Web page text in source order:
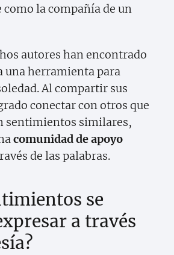
la compañía de un
autores han encontrado
una herramienta para
Al compartir sus
conectar con otros que
sentimientos similares,
comunidad de apoyo
de las palabras.
se
a través